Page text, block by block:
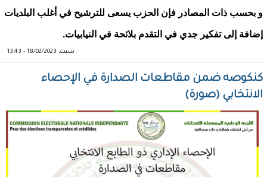
و بحسب ذات المصادر فإن الحزب يسعى للترشيح في أغلب البلديات
إضافة إلى تفكير جدي في التقدم بلائحة في النيابيات.
سبت, 18/02/2023 - 13:43
كنكوصه ضمن مقاطعات الصدارة في الإحصاء
الانتخابي (صورة)